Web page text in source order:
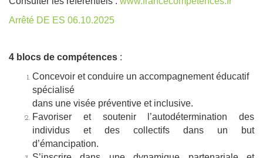
Arrêté DE ES 06.10.2025
4 blocs de compétences :
Concevoir et conduire un accompagnement éducatif
spécialisé
dans une visée préventive et inclusive.
Favoriser et soutenir l’autodétermination des
individus et des collectifs dans un but
d’émancipation.